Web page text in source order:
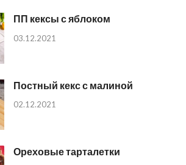
ПП кексы с яблоком
03.12.2021
Постный кекс с малиной
02.12.2021
Ореховые тарталетки